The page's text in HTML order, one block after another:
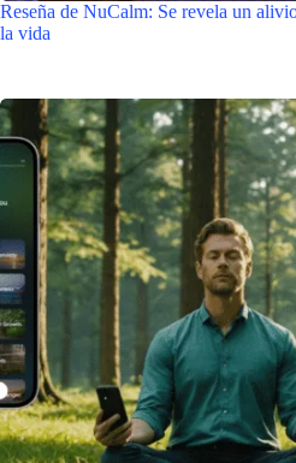
Reseña de NuCalm: Se revela un
la vida